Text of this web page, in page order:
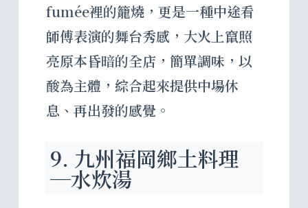
fumée裡的籠燒，更是一種中途看
師傅表演的舞台秀感，大火上竄照
亮原本昏暗的全店，簡單調味，以
酸為主體，綜合起來提供中場休
息、再出發的感覺。
9. 九州福岡鄉土料理
─水炊湯